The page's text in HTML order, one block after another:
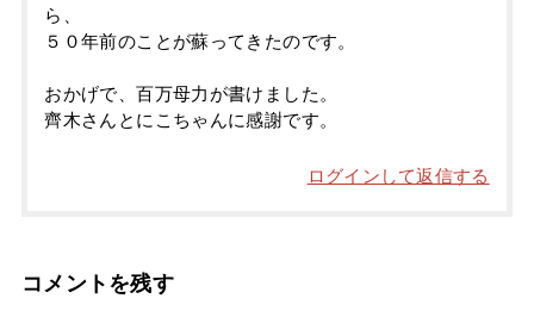
ら、
５０年前のことが蘇ってきたのです。
おかげで、百万母力が書けました。
齊木さんとにこちゃんに感謝です。
ログインして返信する
コメントを残す